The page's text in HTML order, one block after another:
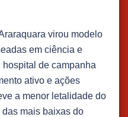
virou modelo
em ciência e
de campanha
ativo e ações
a menor letalidade do
mais baixas do